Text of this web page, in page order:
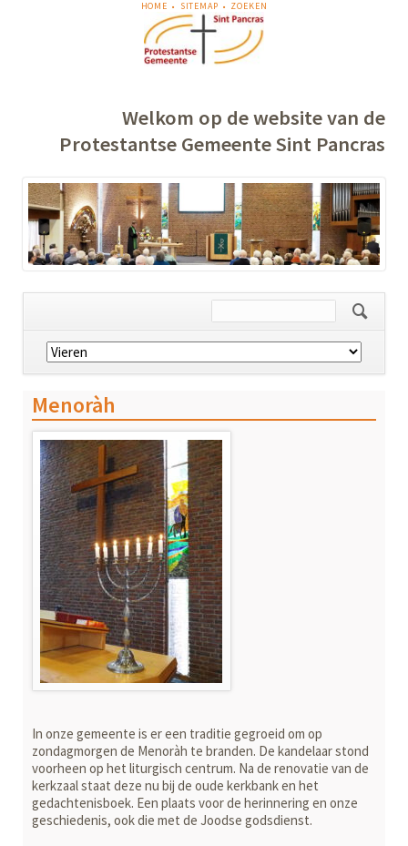
NAVIGATIE
OVERSLAAN
HOME SITEMAP ZOEKEN
Welkom op de website van de
Protestantse Gemeente Sint Pancras
Navigatie
overslaan
Menoràh
In onze gemeente is er een traditie gegroeid om op
zondagmorgen de Menoràh te branden. De kandelaar stond
voorheen op het liturgisch centrum. Na de renovatie van de
kerkzaal staat deze nu bij de oude kerkbank en het
gedachte­nisboek. Een plaats voor de herinnering en onze
geschiedenis, ook die met de Joodse godsdienst.